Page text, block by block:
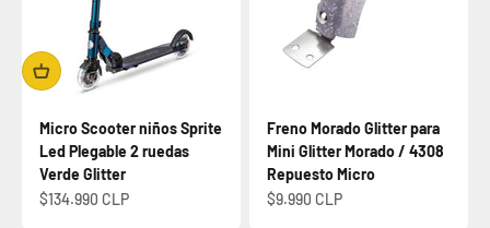
Micro Scooter niños Sprite
Led Plegable 2 ruedas
Verde Glitter
Precio de oferta
$134.990 CLP
Freno Morado Glitter para
Mini Glitter Morado / 4308
Repuesto Micro
Precio de oferta
$9.990 CLP